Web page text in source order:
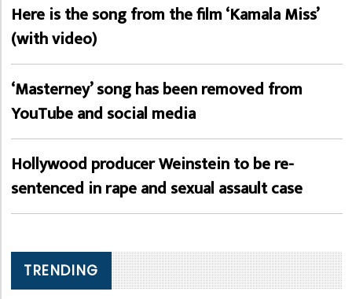
Here is the song from the film ‘Kamala Miss’
(with video)
‘Masterney’ song has been removed from
YouTube and social media
Hollywood producer Weinstein to be re-
sentenced in rape and sexual assault case
TRENDING